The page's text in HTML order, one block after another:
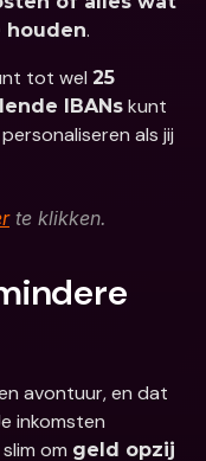
.
tot wel 25
IBANs kunt
als jij
te klikken.
avontuur, en dat
inkomsten
om geld opzij